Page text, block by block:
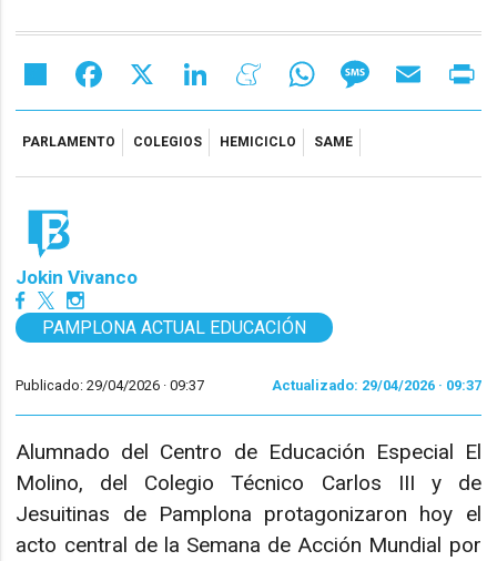
Share Facebook LinkedIn MeneameWhatsAppMessageEmail
PARLAMENTO COLEGIOS HEMICICLO SAME
Jokin Vivanco
PAMPLONA ACTUAL EDUCACIÓN
Publicado: 29/04/2026 ·09:37 Actualizado: 29/04/2026 · 09:37
Alumnado del Centro de Educación Especial El
Molino, del Colegio Técnico Carlos III y de
Jesuitinas de Pamplona protagonizaron hoy el
acto central de la Semana de Acción Mundial por